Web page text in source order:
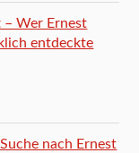
– Wer Ernest
entdeckte
nach Ernest